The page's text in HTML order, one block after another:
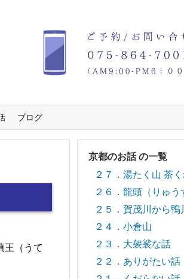
ブログ
王（うて
京都のお話 の一覧
２７．湯たく山 茶
２６．龍頭（りゅう
２５．賀茂川から鴨
２４．小倉山
２３．大袈裟な話
２２．ありがたい話